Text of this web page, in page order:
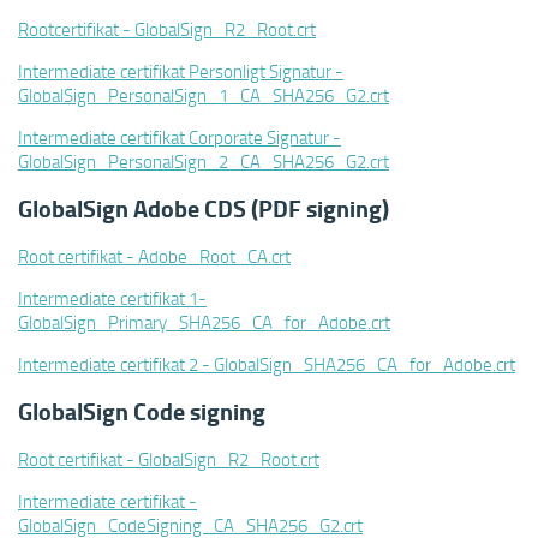
Rootcertifikat - GlobalSign_R2_Root.crt
Intermediate certifikat Personligt Signatur -
GlobalSign_PersonalSign_1_CA_SHA256_G2.crt
Intermediate certifikat Corporate Signatur -
GlobalSign_PersonalSign_2_CA_SHA256_G2.crt
GlobalSign Adobe CDS (PDF signing)
Root certifikat - Adobe_Root_CA.crt
Intermediate certifikat 1-
GlobalSign_Primary_SHA256_CA_for_Adobe.crt
Intermediate certifikat 2 - GlobalSign_SHA256_CA_for_Adobe.crt
GlobalSign Code signing
Root certifikat - GlobalSign_R2_Root.crt
Intermediate certifikat -
GlobalSign_CodeSigning_CA_SHA256_G2.crt